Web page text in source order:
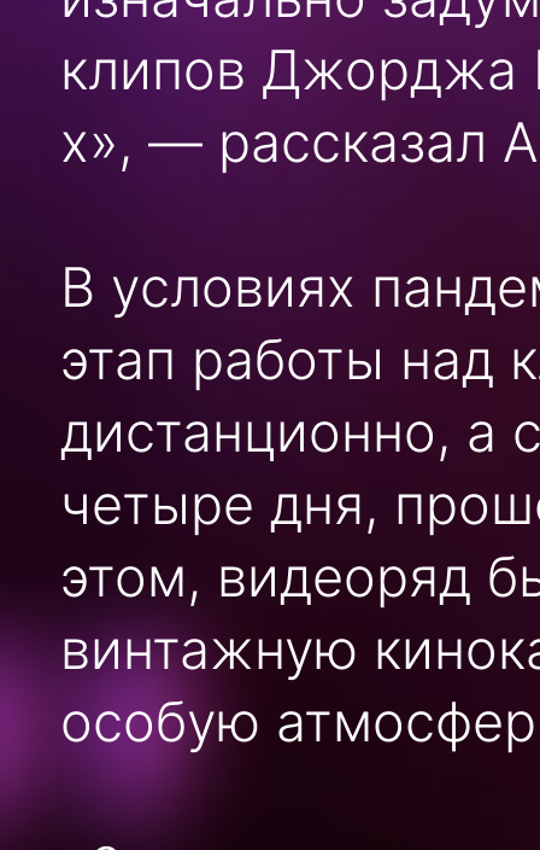
клипов Джорджа
х», — рассказал
В условиях
этап работы над
дистанционно, а
четыре дня,
этом, видеоряд
винтажную
особую